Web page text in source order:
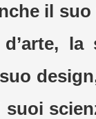
il suo